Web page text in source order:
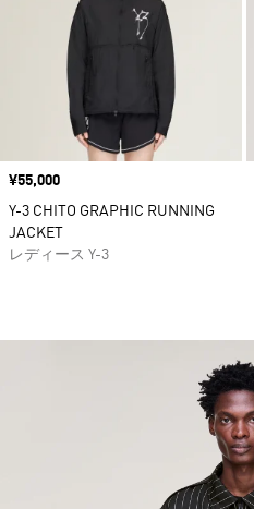
価格
¥55,000
Y-3 CHITO GRAPHIC RUNNING
JACKET
レディース Y-3